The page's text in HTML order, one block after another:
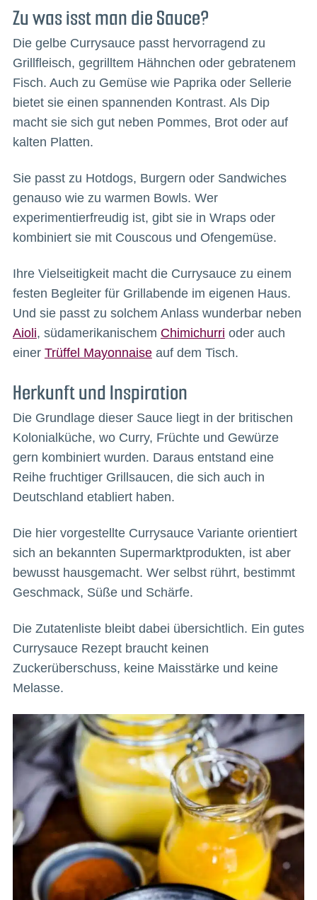
Zu was isst man die Sauce?
Die gelbe Currysauce passt hervorragend zu
Grillfleisch, gegrilltem Hähnchen oder gebratenem
Fisch. Auch zu Gemüse wie Paprika oder Sellerie
bietet sie einen spannenden Kontrast. Als Dip
macht sie sich gut neben Pommes, Brot oder auf
kalten Platten.
Sie passt zu Hotdogs, Burgern oder Sandwiches
genauso wie zu warmen Bowls. Wer
experimentierfreudig ist, gibt sie in Wraps oder
kombiniert sie mit Couscous und Ofengemüse.
Ihre Vielseitigkeit macht die Currysauce zu einem
festen Begleiter für Grillabende im eigenen Haus.
Und sie passt zu solchem Anlass wunderbar neben
Aioli, südamerikanischem Chimichurri oder auch
einer Trüffel Mayonnaiseauf dem Tisch.
Herkunft und Inspiration
Die Grundlage dieser Sauce liegt in der britischen
Kolonialküche, wo Curry, Früchte und Gewürze
gern kombiniert wurden. Daraus entstand eine
Reihe fruchtiger Grillsaucen, die sich auch in
Deutschland etabliert haben.
Die hier vorgestellte Currysauce Variante orientiert
sich an bekannten Supermarktprodukten, ist aber
bewusst hausgemacht. Wer selbst rührt, bestimmt
Geschmack, Süße und Schärfe.
Die Zutatenliste bleibt dabei übersichtlich. Ein gutes
Currysauce Rezept braucht keinen
Zuckerüberschuss, keine Maisstärke und keine
Melasse.